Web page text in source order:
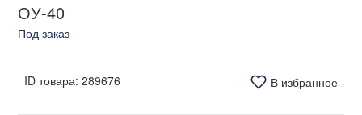
ОУ-40
Под заказ
ID товара:289676 В избранное